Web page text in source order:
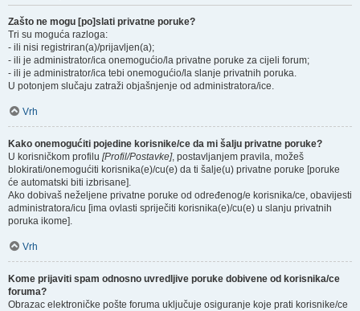
Zašto ne mogu [po]slati privatne poruke?
Tri su moguća razloga:
- ili nisi registriran(a)/prijavljen(a);
- ili je administrator/ica onemogućio/la privatne poruke za cijeli forum;
- ili je administrator/ica tebi onemogućio/la slanje privatnih poruka.
U potonjem slučaju zatraži objašnjenje od administratora/ice.
Vrh
Kako onemogućiti pojedine korisnike/ce da mi šalju privatne poruke?
U korisničkom profilu [Profil/Postavke], postavljanjem pravila, možeš
blokirati/onemogućiti korisnika(e)/cu(e) da ti šalje(u) privatne poruke [poruke
će automatski biti izbrisane].
Ako dobivaš neželjene privatne poruke od određenog/e korisnika/ce, obavijesti
administratora/icu [ima ovlasti spriječiti korisnika(e)/cu(e) u slanju privatnih
poruka ikome].
Vrh
Kome prijaviti spam odnosno uvredljive poruke dobivene od korisnika/ce
foruma?
Obrazac elektroničke pošte foruma uključuje osiguranje koje prati korisnike/ce